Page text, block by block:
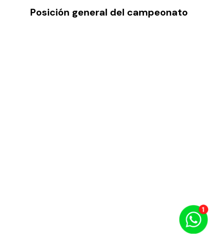
Posición general del campeonato